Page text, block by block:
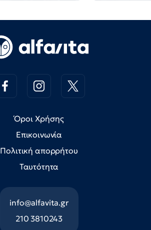
Όροι Χρήσης
Επικοινωνία
Πολιτική απορρήτου
Ταυτότητα
info@alfavita.gr
210 3810243